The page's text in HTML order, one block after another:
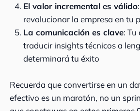
El valor incremental es válido
revolucionar la empresa en tu
La comunicación es clave: Tu
traducir insights técnicos a
determinará tu éxito
Recuerda que convertirse en un
efectivo es un maratón, no un